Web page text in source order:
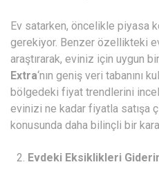
Ev satarken, öncelikle piyasa
gerekiyor. Benzer özellikteki
araştırarak, eviniz için uygun
Extra‘nın geniş veri tabanını
bölgedeki fiyat trendlerini
evinizi ne kadar fiyatla satışa
konusunda daha bilinçli bir
Evdeki Eksiklikleri